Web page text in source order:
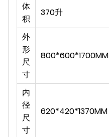
体
积
370升
外
形
尺
寸
800*600*1700MM
内
径
尺
寸
620*420*1370MM